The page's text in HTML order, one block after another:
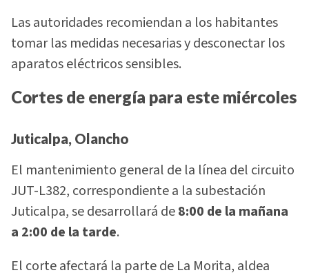
Las autoridades recomiendan a los habitantes
tomar las medidas necesarias y desconectar los
aparatos eléctricos sensibles.
Cortes de energía para este miércoles
Juticalpa, Olancho
El mantenimiento general de la línea del circuito
JUT-L382, correspondiente a la subestación
Juticalpa, se desarrollará de8:00 de la mañana
a 2:00 de la tarde.
El corte afectará la parte de La Morita, aldea